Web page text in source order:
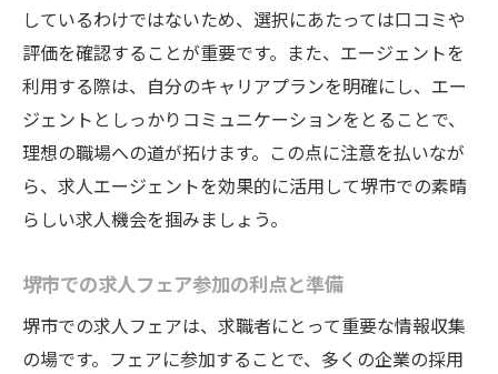
しているわけではないため、選択にあたっては口コミや
評価を確認することが重要です。また、エージェントを
利用する際は、自分のキャリアプランを明確にし、エー
ジェントとしっかりコミュニケーションをとることで、
理想の職場への道が拓けます。この点に注意を払いなが
ら、求人エージェントを効果的に活用して堺市での素晴
らしい求人機会を掴みましょう。
堺市での求人フェア参加の利点と準備
堺市での求人フェアは、求職者にとって重要な情報収集
の場です。フェアに参加することで、多くの企業の採用